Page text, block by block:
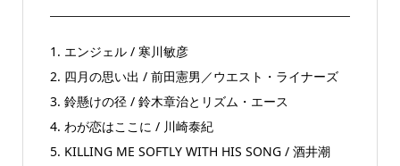
1. エンジェル / 寒川敏彦
2. 四月の思い出 / 前田憲男／ウエスト・ライナーズ
3. 鈴懸けの径 / 鈴木章治とリズム・エース
4. わが恋はここに / 川崎泰紀
5. KILLING ME SOFTLY WITH HIS SONG / 酒井潮